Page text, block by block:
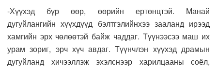
-Хүүхэд бүр өөр, өөрийн ертөнцтэй. Манай
дугуйлангийн хүүхдүүд бэлтгэлийнхээ зааланд ирээд
хамгийн эрх чөлөөтэй байж чаддаг. Түүнээсээ маш их
урам зориг, эрч хүч авдаг. Түүнчлэн хүүхэд драмын
дугуйланд хичээллэж эхэлснээр харилцааны соёл,